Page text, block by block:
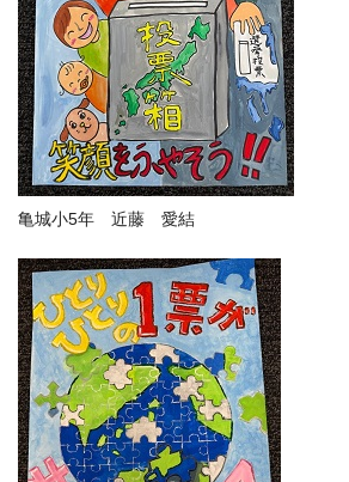
亀城小5年 近藤 愛結